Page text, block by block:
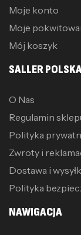
Moje konto
Moje
Mój koszyk
SALLER
O Nas
Regulamin
Polityka
Zwroty i
Dostawa i
Polityka
NAWIGACJA